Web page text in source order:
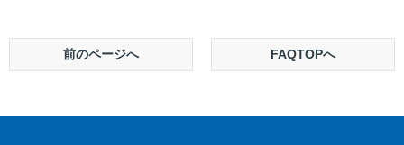
前のページへ FAQTOPへ